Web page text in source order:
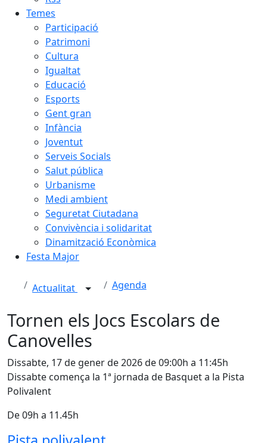
Temes
Participació
Patrimoni
Cultura
Igualtat
Educació
Esports
Gent gran
Infància
Joventut
Serveis Socials
Salut pública
Urbanisme
Medi ambient
Seguretat Ciutadana
Convivència i solidaritat
Dinamització Econòmica
Festa Major
Actualitat Agenda
Tornen els Jocs Escolars de
Canovelles
Dissabte, 17 de gener de 2026 de 09:00h a 11:45h
Dissabte comença la 1ª jornada de Basquet a la Pista
Polivalent
De 09h a 11.45h